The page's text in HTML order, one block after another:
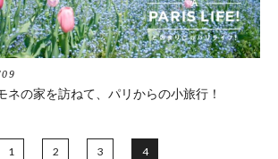
ネの家を訪ねて、パリからの小旅行！
1 2 3 4